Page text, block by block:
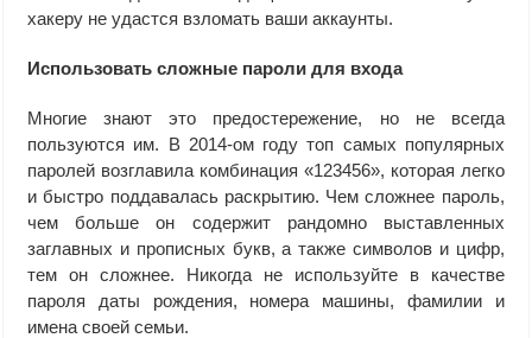
хакеру не удастся взломать ваши аккаунты.
Использовать сложные пароли для входа
Многие знают это предостережение, но не всегда
пользуются им. В 2014-ом году топ самых популярных
паролей возглавила комбинация «123456», которая легко
и быстро поддавалась раскрытию. Чем сложнее пароль,
чем больше он содержит рандомно выставленных
заглавных и прописных букв, а также символов и цифр,
тем он сложнее. Никогда не используйте в качестве
пароля даты рождения, номера машины, фамилии и
имена своей семьи.